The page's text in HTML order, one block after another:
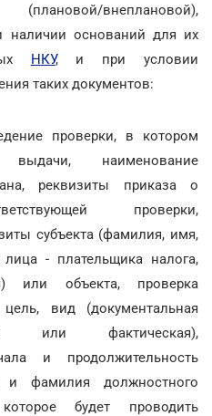
внеплановой),
наличии оснований для их
НКУ, и при условии
таких документов:
проверки, в котором
выдачи, наименование
реквизиты приказа о
проверки,
субъекта (фамилия, имя,
лица - плательщика налога,
или объекта, проверка
цель, вид (документальная
или фактическая),
и продолжительность
и фамилия должностного
будет проводить